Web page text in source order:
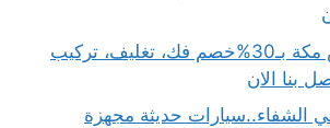
سيارة نقل عفش مكة بـ30%خصم فك، تغليف، تركيب
بنا الان
الشفاء..سيارات حديثة مجهزة